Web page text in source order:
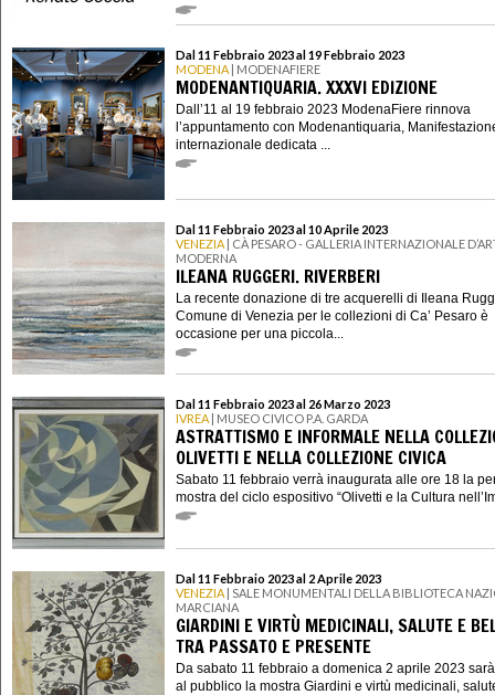
Dal 11 Febbraio 2023 al 19 Febbraio 2023
MODENA | MODENAFIERE
MODENANTIQUARIA. XXXVI EDIZIONE
Dall’11 al 19 febbraio 2023 ModenaFiere rinnova
l’appuntamento con Modenantiquaria,
internazionale dedicata ...
Dal 11 Febbraio 2023 al 10 Aprile 2023
VENEZIA | CÀ PESARO - GALLERIA INTERNAZIONALE
MODERNA
ILEANA RUGGERI. RIVERBERI
La recente donazione di tre acquerelli di Ileana
Comune di Venezia per le collezioni di Ca’ Pesaro è
occasione per una piccola...
Dal 11 Febbraio 2023 al 26 Marzo 2023
IVREA | MUSEO CIVICO P.A. GARDA
ASTRATTISMO E INFORMALE NELLA
OLIVETTI E NELLA COLLEZIONE CIVICA
Sabato 11 febbraio verrà inaugurata alle ore 18 la
mostra del ciclo espositivo “Olivetti e la Cultura
Dal 11 Febbraio 2023 al 2 Aprile 2023
VENEZIA | SALE MONUMENTALI DELLA BIBLIOTECA
MARCIANA
GIARDINI E VIRTÙ MEDICINALI, SALUTE E
TRA PASSATO E PRESENTE
Da sabato 11 febbraio a domenica 2 aprile 2023
al pubblico la mostra Giardini e virtù medicinali,